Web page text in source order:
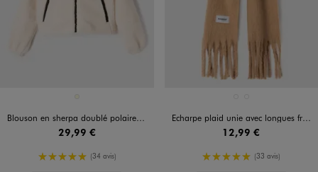
Blouson en sherpa doublé polaire à col montant fille
29,99 €
5/5 de moyenne
(34 avis)
Echarpe plaid unie avec longues franges fille
12,99 €
5/5 de moyenne
(33 avis)